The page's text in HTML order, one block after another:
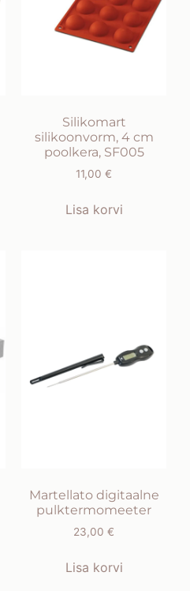
Silikomart
silikoonvorm, 4 cm
poolkera, SF005
11,00 €
Lisa korvi
Martellato digitaalne
pulktermomeeter
23,00 €
Lisa korvi